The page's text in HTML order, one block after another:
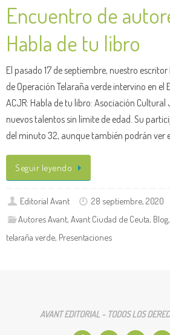
Encuentro de
Habla de tu libro
El pasado 17 de septiembre, nuestro
de Operación Telaraña verde intervino en el
ACJR: Habla de tu libro: Asociación Cultural
nuevos talentos sin límite de edad. Su
del minuto 32, aunque también podrán ver
Seguir leyendo
Editorial Avant
28 septiembre, 2020
Autores Avant,Avant Ciudad de Ceuta, Blog,
telaraña verde, Presentaciones
AVANT EDITORIAL - TODOS LOS